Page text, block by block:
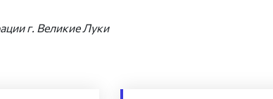
г. Великие Луки